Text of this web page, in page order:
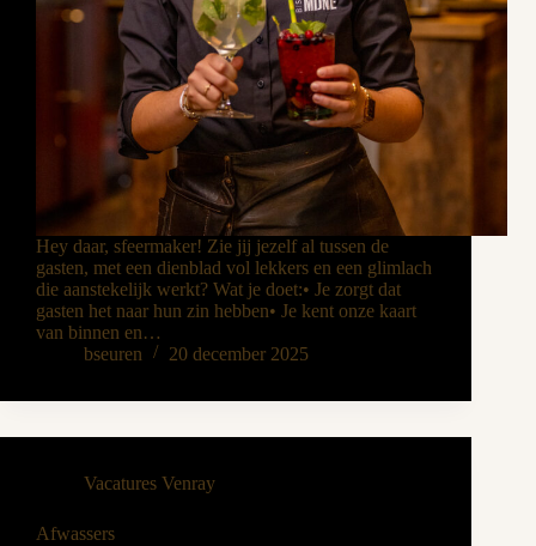
Hey daar, sfeermaker! Zie jij jezelf al tussen de
gasten, met een dienblad vol lekkers en een glimlach
die aanstekelijk werkt? Wat je doet:• Je zorgt dat
gasten het naar hun zin hebben• Je kent onze kaart
van binnen en…
bseuren
20 december 2025
Vacatures Venray
Afwassers